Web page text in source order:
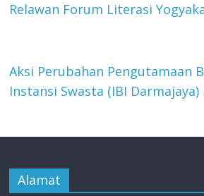
Relawan Forum Literasi
Aksi Perubahan Pengutamaan
Instansi Swasta (IBI Darmajaya)
Alamat